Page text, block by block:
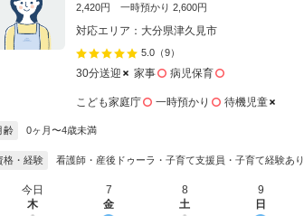
2,420円 一時預かり 2,600円
対応エリア：大分県津久見市
5.0 （9）
30分送迎 家事 病児保育
こども家庭庁 一時預かり 待機児童
齢 0ヶ月〜4歳未満
格・経験 看護師・産後ドゥーラ・子育て支援員・子育て経験あり
今日
木
7
金
8
土
9
日